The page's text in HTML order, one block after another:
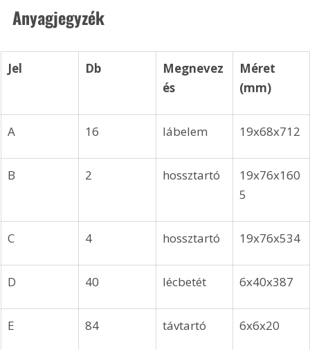
Anyagjegyzék
Jel Db
Megnevez
és
Méret
(mm)
A 16 lábelem 19x68x712
B 2 hossztartó
19x76x160
5
C 4 hossztartó 19x76x534
D 40 lécbetét 6x40x387
E 84 távtartó 6x6x20